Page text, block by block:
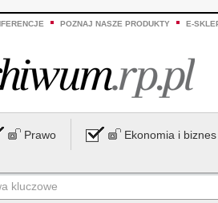
POZNAJ NASZE PRODUKTY E-
Prawo Ekonomia i biznes